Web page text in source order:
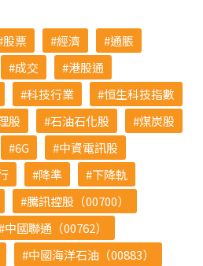
股票 經濟
通脹
成交
港股通
科技行業
恒生科技指數
股 石油石化股
煤炭股
6G
中資電訊股
降準
下降軌
騰訊控股（00700）
中國聯通（00762）
中國海洋石油（00883）